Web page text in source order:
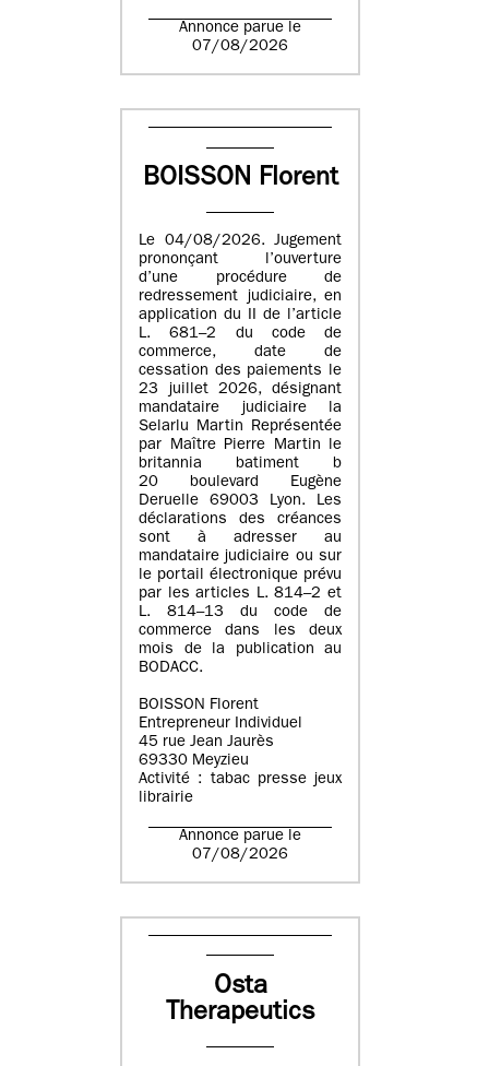
Annonce parue le
07/08/2026
BOISSON Florent
Le 04/08/2026. Jugement
prononçant l’ouverture
d’une procédure de
redressement judiciaire, en
application du II de l’article
L. 681–2 du code de
commerce, date de
cessation des paiements le
23 juillet 2026, désignant
mandataire judiciaire la
Selarlu Martin Représentée
par Maître Pierre Martin le
britannia batiment b
20 boulevard Eugène
Deruelle 69003 Lyon. Les
déclarations des créances
sont à adresser au
mandataire judiciaire ou sur
le portail électronique prévu
par les articles L. 814–2 et
L. 814–13 du code de
commerce dans les deux
mois de la publication au
BODACC.
BOISSON Florent
Entrepreneur Individuel
45 rue Jean Jaurès
69330 Meyzieu
Activité : tabac presse jeux
librairie
Annonce parue le
07/08/2026
Osta
Therapeutics